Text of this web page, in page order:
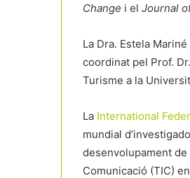
Change i el Journal
La Dra. Estela
coordinat pel Prof.
Turisme a la
La International
mundial
desenvolupament de
Comunicació (TIC)